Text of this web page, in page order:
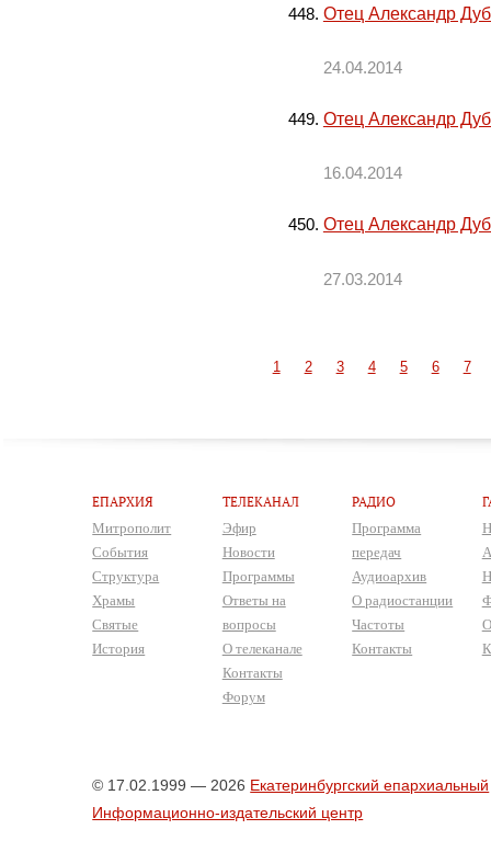
Отец Александр
24.04.2014
Отец Александр
16.04.2014
Отец Александр
27.03.2014
1 2 3 4 5 6 7
ЕПАРХИЯ
Митрополит
События
Структура
Храмы
Святые
История
ТЕЛЕКАНАЛ
Эфир
Новости
Программы
Ответы на
вопросы
О телеканале
Контакты
Форум
РАДИО
Программа
передач
Аудиоархив
О радиостанции
Частоты
Контакты
© 17.02.1999 — 2026 Екатеринбургский епархиальный
Информационно-издательский центр